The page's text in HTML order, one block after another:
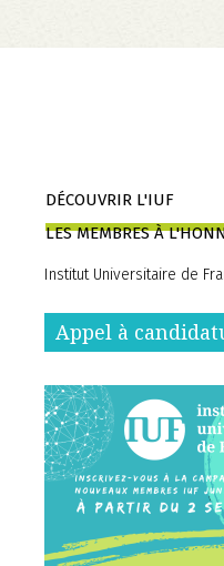
Aller
au
contenu
DÉCOUVRIR L'IUF
LES MEMBRES À
Institut Universitaire de
Appel à